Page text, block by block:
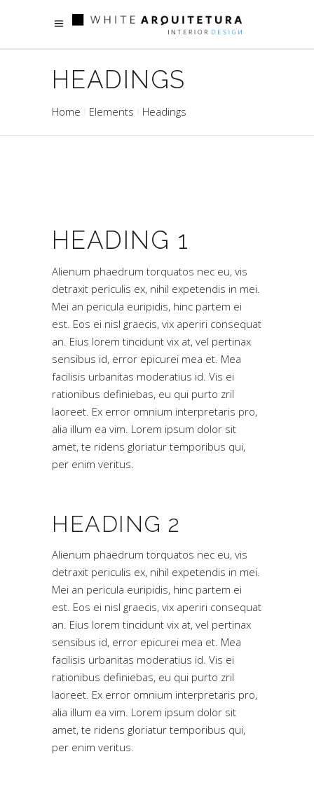
HEADINGS
Home Elements Headings
HEADING 1
Alienum phaedrum torquatos nec eu, vis
detraxit periculis ex, nihil expetendis in mei.
Mei an pericula euripidis, hinc partem ei
est. Eos ei nisl graecis, vix aperiri consequat
an. Eius lorem tincidunt vix at, vel pertinax
sensibus id, error epicurei mea et. Mea
facilisis urbanitas moderatius id. Vis ei
rationibus definiebas, eu qui purto zril
laoreet. Ex error omnium interpretaris pro,
alia illum ea vim. Lorem ipsum dolor sit
amet, te ridens gloriatur temporibus qui,
per enim veritus.
HEADING 2
Alienum phaedrum torquatos nec eu, vis
detraxit periculis ex, nihil expetendis in mei.
Mei an pericula euripidis, hinc partem ei
est. Eos ei nisl graecis, vix aperiri consequat
an. Eius lorem tincidunt vix at, vel pertinax
sensibus id, error epicurei mea et. Mea
facilisis urbanitas moderatius id. Vis ei
rationibus definiebas, eu qui purto zril
laoreet. Ex error omnium interpretaris pro,
alia illum ea vim. Lorem ipsum dolor sit
amet, te ridens gloriatur temporibus qui,
per enim veritus.